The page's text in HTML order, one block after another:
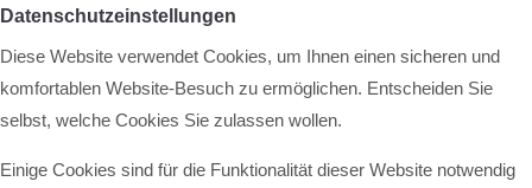
Datenschutzeinstellungen
Diese Website verwendet Cookies, um Ihnen einen sicheren und
komfortablen Website-Besuch zu ermöglichen. Entscheiden Sie
selbst, welche Cookies Sie zulassen wollen.
Einige Cookies sind für die Funktionalität dieser Website notwendig